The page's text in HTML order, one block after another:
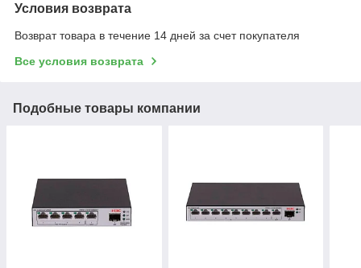
Условия возврата
Возврат товара в течение 14 дней за счет покупателя
Все условия возврата
Подобные товары компании